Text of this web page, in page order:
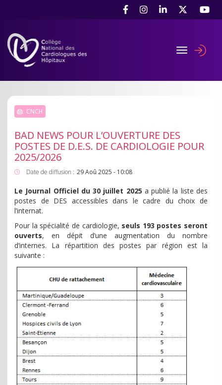
principal
User
Toggle
CNCH
BAD NEWS POUR L’OUVERTURE DES
POSTES DE D.E.S. DE CARDIOLOGIE POUR
2025/2026
Date de diffusion : 29 Aoû 2025 - 10:08
Le Journal Officiel du 30 juillet 2025 a publié la liste des
postes de DES accessibles dans le cadre du choix de
l’internat.
Pour la spécialité de cardiologie, seuls 193 postes seront
ouverts, en dépit d’une augmentation du nombre
d’internes. La répartition des postes par région est la
suivante :